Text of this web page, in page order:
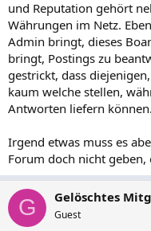
und Reputation gehört
Währungen im Netz.
Admin bringt, dieses
bringt, Postings zu
gestrickt, dass
kaum welche stellen,
Antworten liefern können.
Irgend etwas muss es
Forum doch nicht geben,
G Gelöschtes
Guest